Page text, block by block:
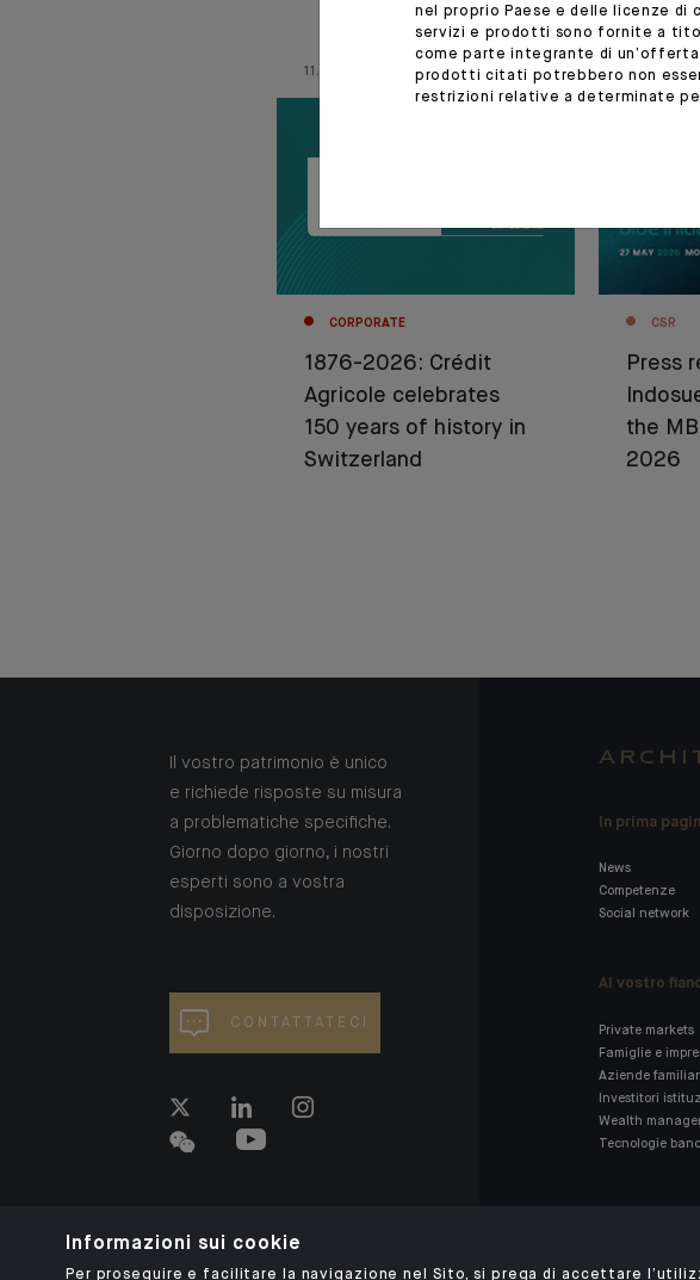
11.06.26
CORPORATE
1876-2026: Crédit
Agricole celebrates
150 years of history in
Switzerland
26.05.26
CSR
Press
the
2026
Il vostro patrimonio è unico
e richiede risposte su misura
a problematiche specifiche.
Giorno dopo giorno, i nostri
esperti sono a vostra
disposizione.
CONTATTATECI
In prima
News
Competenze
Social network
Al vostro
Private markets
Famiglie e
Aziende
Investitori
Wealth
Tecnologie
Scarica l'app
nel proprio Paese e delle licenze di
servizi e prodotti sono fornite a
come parte integrante di
prodotti citati potrebbero non
restrizioni relative a determinate
Informazioni sui cookie
Per proseguire e facilitare la navigazione nel Sito, si prega di accettare